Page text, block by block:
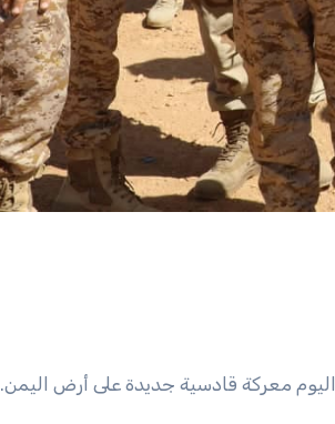
معركة قادسية جديدة على أرض اليمن.